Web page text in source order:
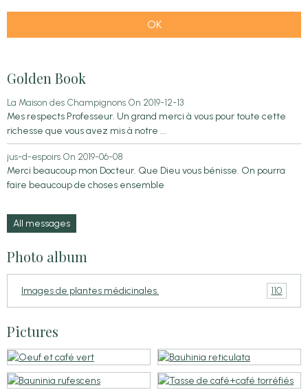
OK
Golden Book
La Maison des Champignons On 2019-12-13
Mes respects Professeur. Un grand merci à vous pour toute cette
richesse que vous avez mis à notre ...
jus-d-espoirs On 2019-06-08
Merci beaucoup mon Docteur. Que Dieu vous bénisse. On pourra
faire beaucoup de choses ensemble
All messages
Photo album
Images de plantes médicinales. 110
Pictures